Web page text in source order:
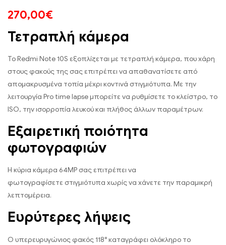
270,00€
Τετραπλή κάμερα
To Redmi Note 10S εξοπλίζεται με τετραπλή κάμερα, που χάρη
στους φακούς της σας επιτρέπει να απαθανατίσετε από
απομακρυσμένα τοπία μέχρι κοντινά στιγμιότυπα. Με την
λειτουργία Pro time lapse μπορείτε να ρυθμίσετε το κλείστρο, το
ISO, την ισορροπία λευκού και πλήθος άλλων παραμέτρων.
Εξαιρετική ποιότητα
φωτογραφιών
Η κύρια κάμερα 64MP σας επιτρέπει να
φωτογραφίσετε στιγμιότυπα χωρίς να χάνετε την παραμικρή
λεπτομέρεια.
Ευρύτερες λήψεις
Ο υπερευρυγώνιος φακός 118° καταγράφει ολόκληρο το